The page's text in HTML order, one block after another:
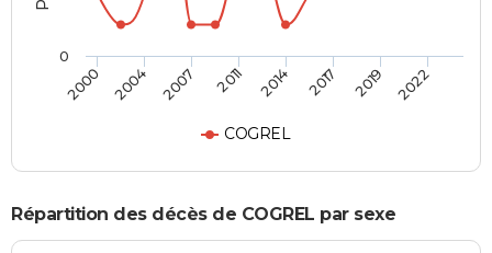
COGREL
2000 2004 2007 2011 2014 2017 2019 2022
0
Répartition des décès de COGREL par sexe